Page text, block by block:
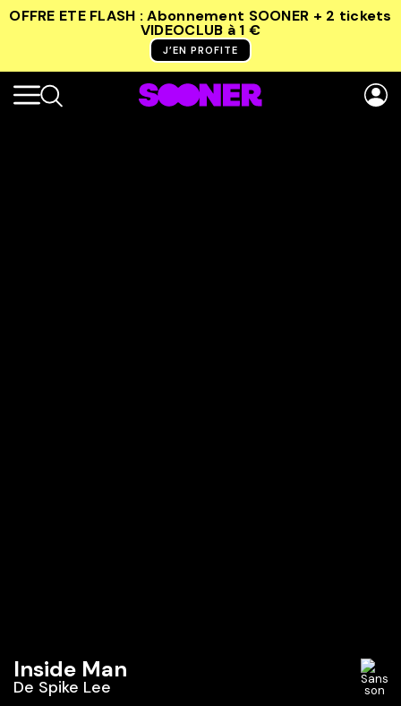
OFFRE ETE FLASH : Abonnement SOONER + 2 tickets
VIDEOCLUB à 1 €
J’EN PROFITE
Inside Man
De Spike Lee